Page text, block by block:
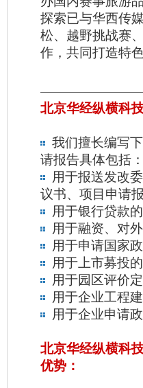
探索已与华西传
松、越野挑战赛
作，共同打造特色
北京华经纵横科
我们擅长编写
请报告具体包括：
用于报送发改
议书、项目申请
用于银行贷款
用于融资、对
用于申请国家
用于上市募投
用于园区评价
用于企业工程
用于企业申请
北京华经纵横科
优势：